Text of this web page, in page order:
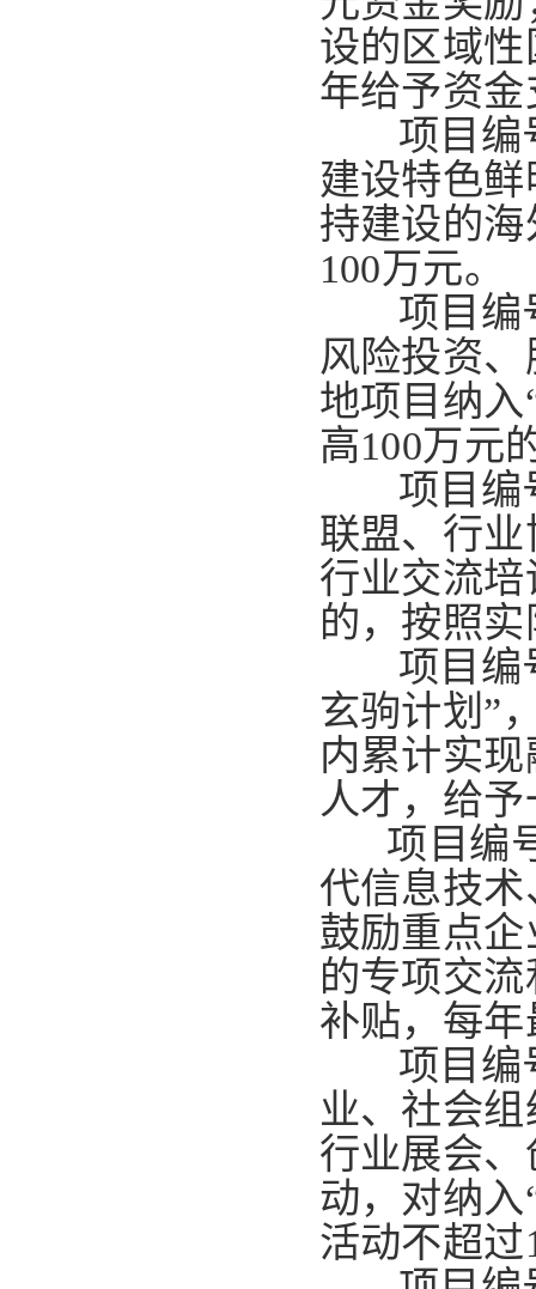
设的区域
年给予资
项目编
建设特色
持建设的
100万元。
项目编
风险投资
地项目纳
高100万元
项目编
联盟、行
行业交流
的，按照
项目编
玄驹计划”
内累计实
人才，给
项目编号
代信息技
鼓励重点
的专项交
补贴，每
项目编
业、社会
行业展会
动，对纳
活动不超